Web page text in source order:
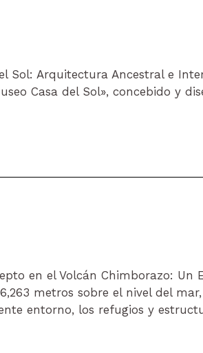
Sol: Arquitectura Ancestral e
Casa del Sol», concebido y
en el Volcán Chimborazo:
metros sobre el nivel del
entorno, los refugios y